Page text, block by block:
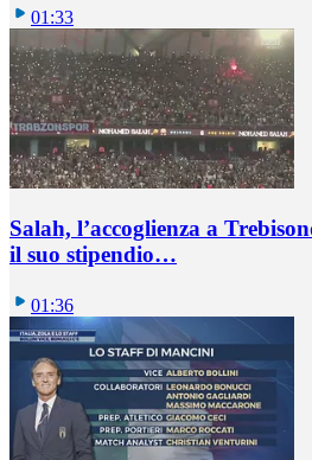
01:33
Salah, l’accoglienza a
il suo stipendio…
01:36